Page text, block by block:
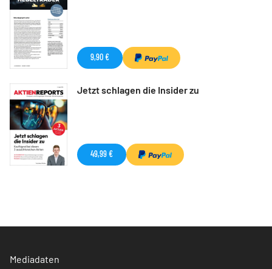
9,90 €
Jetzt schlagen die Insider zu
49,99 €
Mediadaten